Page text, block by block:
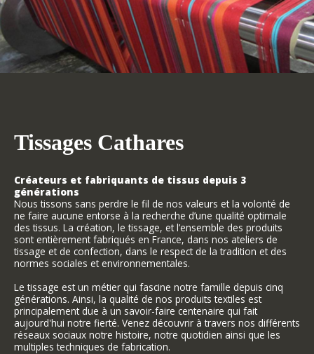
Tissages Cathares
Créateurs et fabriquants de tissus depuis 3
générations
Nous tissons sans perdre le fil de nos valeurs et la volonté de
ne faire aucune entorse à la recherche d’une qualité optimale
des tissus. La création, le tissage, et l’ensemble des produits
sont entièrement fabriqués en France, dans nos ateliers de
tissage et de confection, dans le respect de la tradition et des
normes sociales et environnementales.
Le tissage est un métier qui fascine notre famille depuis cinq
générations. Ainsi, la qualité de nos produits textiles est
principalement due à un savoir-faire centenaire qui fait
aujourd'hui notre fierté. Venez découvrir à travers nos différents
réseaux sociaux notre histoire, notre quotidien ainsi que les
multiples techniques de fabrication.